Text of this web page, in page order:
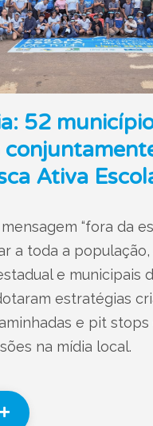
52
Ativa
“fora da
a toda a população,
e municipais
estratégias
e pit stops
na mídia local.